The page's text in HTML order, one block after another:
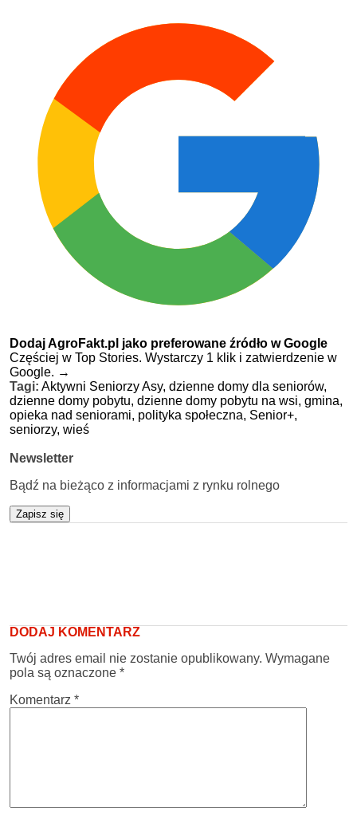
Dodaj AgroFakt.pl jako preferowane źródło w Google
Częściej w Top Stories. Wystarczy 1 klik i zatwierdzenie w
Google. →
Tagi: Aktywni Seniorzy Asy, dzienne domy dla seniorów,
dzienne domy pobytu, dzienne domy pobytu na wsi, gmina,
opieka nad seniorami, polityka społeczna, Senior+,
seniorzy, wieś
Newsletter
Bądź na bieżąco z informacjami z rynku rolnego
Zapisz się
DODAJ KOMENTARZ
Twój adres email nie zostanie opublikowany. Wymagane
pola są oznaczone *
Komentarz *